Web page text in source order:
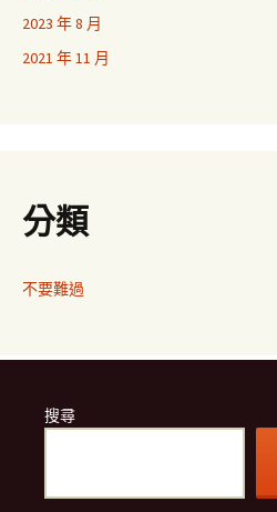
2023 年 8 月
2021 年 11 月
分類
不要難過
搜尋